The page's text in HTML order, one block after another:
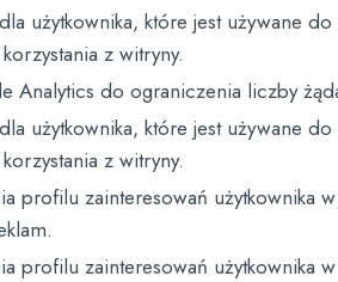
użytkownika, które jest używane do
z witryny.
Analytics do ograniczenia liczby
użytkownika, które jest używane do
z witryny.
profilu zainteresowań użytkownika
profilu zainteresowań użytkownika